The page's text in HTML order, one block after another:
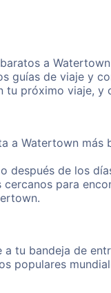
a
de viaje y
próximo viaje, y
a Watertown más
después de los
para
tu bandeja de